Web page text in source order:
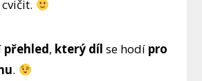
přehled, který díl se hodí pro
.